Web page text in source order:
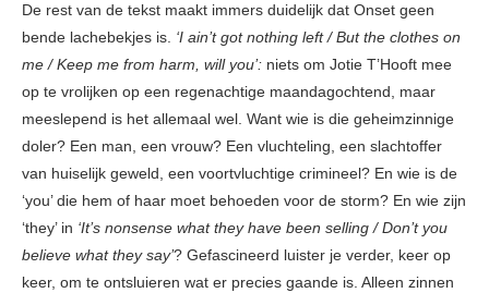
De rest van de tekst maakt immers duidelijk dat Onset geen
bende lachebekjes is. ‘I ain’t got nothing left / But the clothes on
me / Keep me from harm, will you’: niets om Jotie T’Hooft mee
op te vrolijken op een regenachtige maandagochtend, maar
meeslepend is het allemaal wel. Want wie is die geheimzinnige
doler? Een man, een vrouw? Een vluchteling, een slachtoffer
van huiselijk geweld, een voortvluchtige crimineel? En wie is de
‘you’ die hem of haar moet behoeden voor de storm? En wie zijn
‘they’ in ‘It’s nonsense what they have been selling / Don’t you
believe what they say’? Gefascineerd luister je verder, keer op
keer, om te ontsluieren wat er precies gaande is. Alleen zinnen